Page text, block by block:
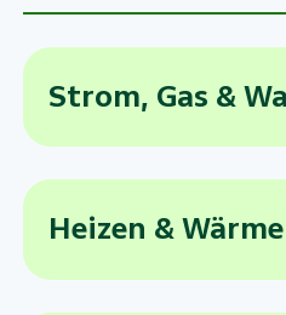
Strom, Gas &
Heizen & Wärme